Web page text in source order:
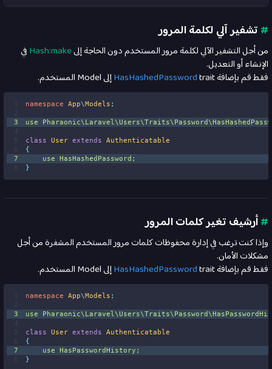
#تشفير آلي لكلمة المرور
من أجل التشفير الآلي لكلمة مرور المستخدم دون الحاجة إلىHash:make في
الإنشاء أو التعديل.
فقط قم بإضافة
HasHashedPasswordtrait إلى Model المستخدم.
1 namespace App\Models ;
2
3
use Pharaonic\ Laravel \Users\Traits\ Password\
4
5
class User extends
Authenticatable
6
{
7
use HasHashedPassword ;
8
}
#أرشيف تغير كلمات المرور
وإذا كنت ترغب في إدارة محفوظات كلمات مرور المستخدم المشفرة من أجل
مشكلات الأمان.
فقط قم بإضافة
HasHashedPasswordtrait إلى Model المستخدم.
1 namespace App\Models ;
2
3
use Pharaonic\ Laravel \Users\Traits\ Password\
4
5
class User extends
Authenticatable
6
{
7
use HasPasswordHistory ;
8
}